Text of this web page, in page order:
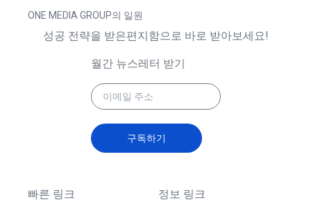
ONE MEDIA GROUP의 일원
빠른 링크 정보 링크
성공 전략을 받은편지함으로 바로 받아보세요!
월간 뉴스레터 받기
구독하기